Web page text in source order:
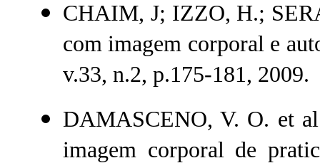
CHAIM, J; IZZO, H.;
com imagem corporal e
v.33, n.2, p.175-181, 2009.
DAMASCENO, V. O. et
imagem corporal de